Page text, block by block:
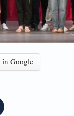
în Google